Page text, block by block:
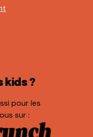
kids ?
pour les
sur :